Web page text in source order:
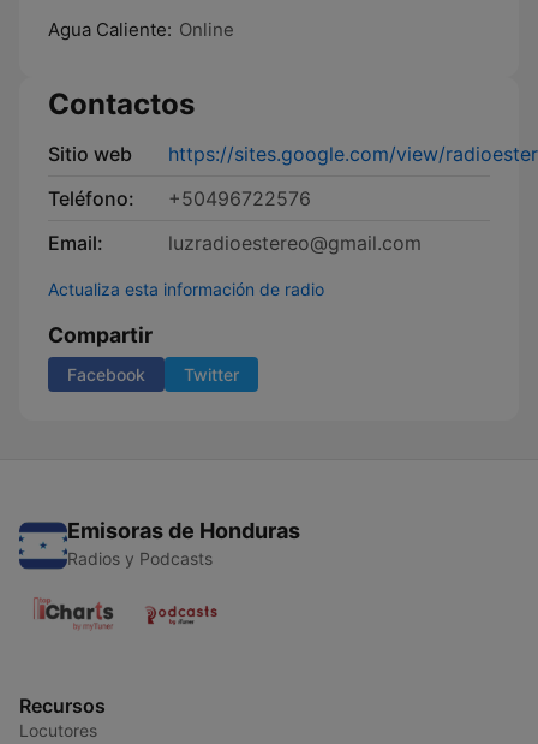
Agua Caliente: Online
Contactos
Sitio web
https://sites.google.com/view/
Teléfono:
+50496722576
Email:
luzradioestereo@gmail.com
Actualiza esta información de radio
Compartir
Facebook Twitter
Emisoras de Honduras
Radios y Podcasts
Recursos
Locutores